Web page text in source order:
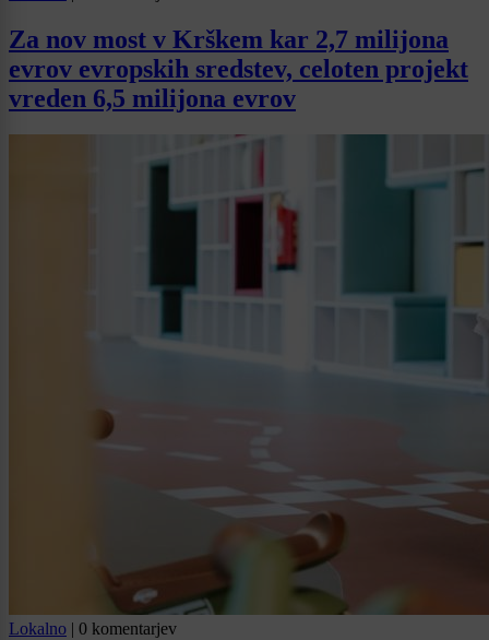
Za nov most v Krškem kar 2,7 milijona
evrov evropskih sredstev, celoten projekt
vreden 6,5 milijona evrov
Lokalno 0 komentarjev